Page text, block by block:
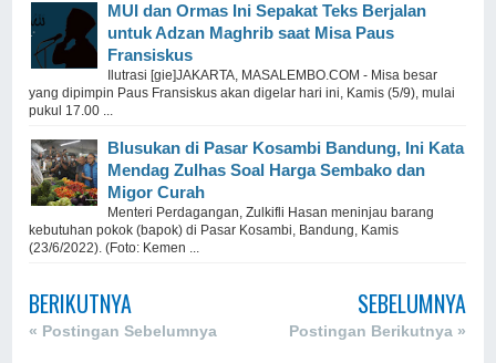
MUI dan Ormas Ini Sepakat Teks Berjalan
untuk Adzan Maghrib saat Misa Paus
Fransiskus
Ilutrasi [gie]JAKARTA, MASALEMBO.COM - Misa besar
yang dipimpin Paus Fransiskus akan digelar hari ini, Kamis (5/9), mulai
pukul 17.00 ...
Blusukan di Pasar Kosambi Bandung, Ini Kata
Mendag Zulhas Soal Harga Sembako dan
Migor Curah
Menteri Perdagangan, Zulkifli Hasan meninjau barang
kebutuhan pokok (bapok) di Pasar Kosambi, Bandung, Kamis
(23/6/2022). (Foto: Kemen ...
BERIKUTNYA
« Postingan Sebelumnya
SEBELUMNYA
Postingan Berikutnya »